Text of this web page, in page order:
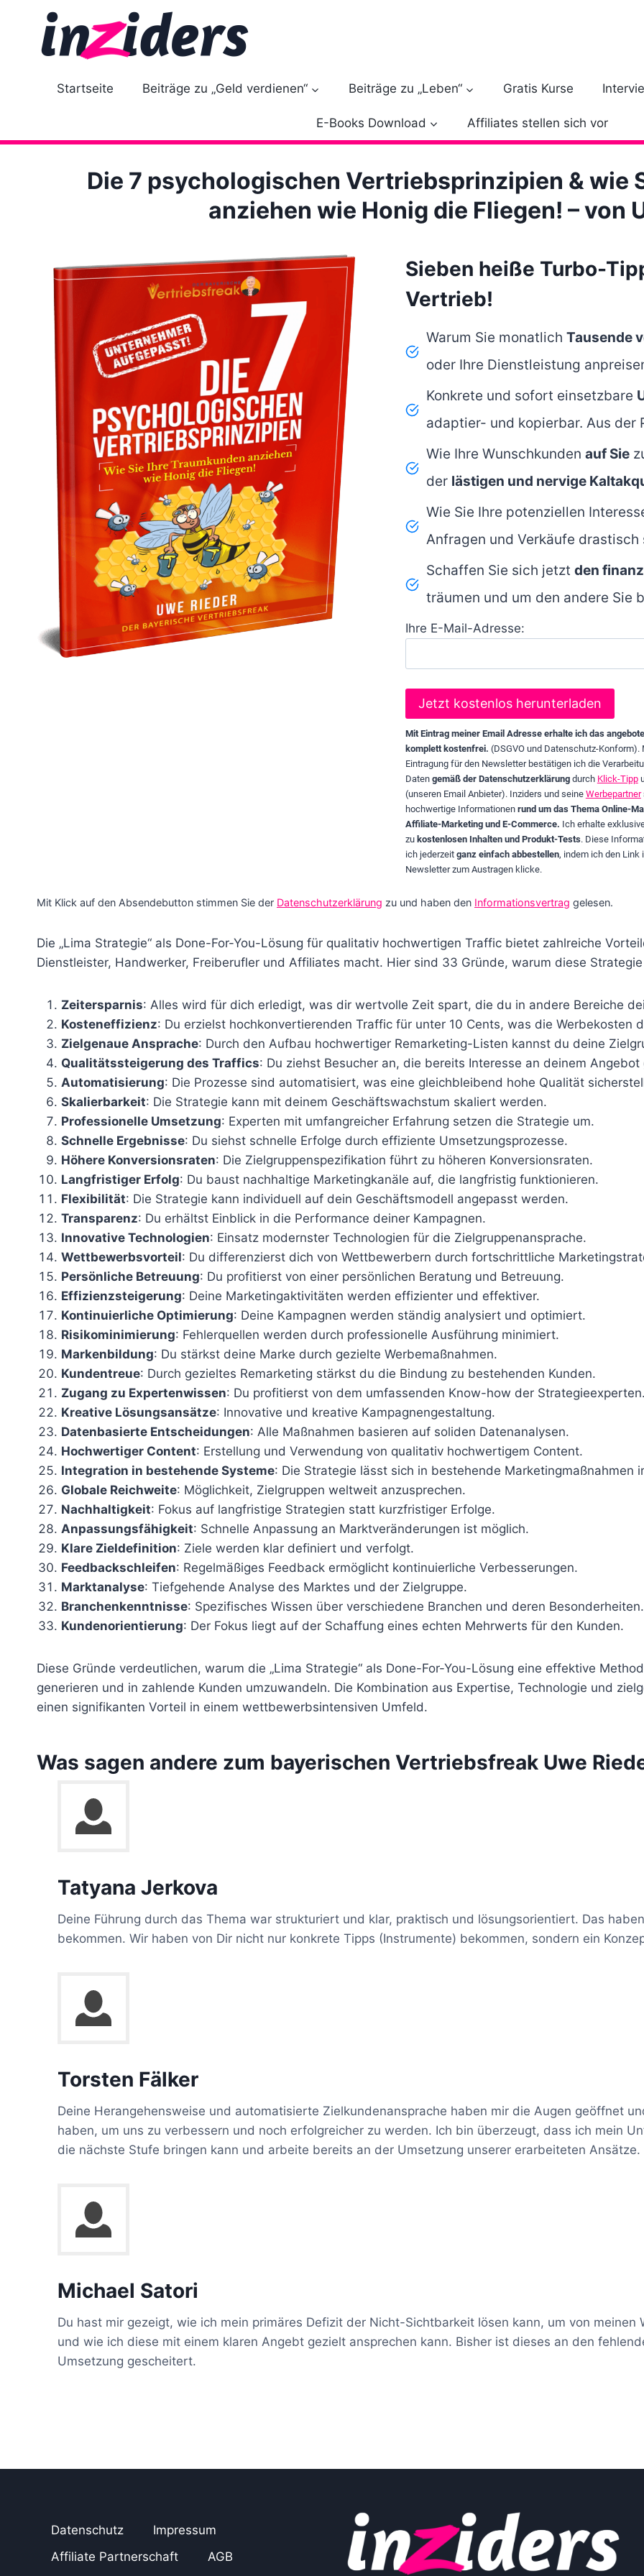
l
Startseite Beiträge zu „Geld verdienen“ Beiträge zu „Leben“ Gratis Kurse
E-Books Download Affiliates stellen sich vor
Die 7 psychologischen Vertriebsprinzipien & wie
anziehen wie Honig die Fliegen! – von
Sieben heiße Turbo-
Vertrieb!
Warum Sie monatlich Tausende
oder Ihre Dienstleistung
Konkrete und sofort einsetzbare
adaptier- und kopierbar. Aus der
Wie Ihre Wunschkunden auf Sie
der lästigen und nervige
Wie Sie Ihre potenziellen
Anfragen und Verkäufe drastisch
Schaffen Sie sich jetzt den
träumen und um den andere Sie
Ihre E-Mail-Adresse:
Mit Eintrag meiner Email Adresse erhalte ich das
komplett kostenfrei. (DSGVO und Datenschutz-Konform).
Eintragung für den Newsletter bestätigen ich die
Daten gemäß der Datenschutzerklärungdurch Klick-Tipp
(unseren Email Anbieter). Inziders und seine Werbepartner
hochwertige Informationen rund um das Thema Online-
Affiliate-Marketing und E-Commerce. Ich erhalte
zukostenlosen Inhalten und Produkt-Tests. Diese
ich jederzeit ganz einfach abbestellen, indem ich den Link
Newsletter zum Austragen klicke.
Mit Klick auf den Absendebutton stimmen Sie der Datenschutzerklärung zu und haben den Informationsvertrag gelesen.
Die „Lima Strategie“ als Done-For-You-Lösung für qualitativ hochwertigen Traffic bietet zahlreiche
Dienstleister, Handwerker, Freiberufler und Affiliates macht. Hier sind 33 Gründe, warum diese
Zeitersparnis: Alles wird für dich erledigt, was dir wertvolle Zeit spart, die du in andere Bereiche
Kosteneffizienz: Du erzielst hochkonvertierenden Traffic für unter 10 Cents, was die Werbekosten
Zielgenaue Ansprache: Durch den Aufbau hochwertiger Remarketing-Listen kannst du deine
Qualitätssteigerung des Traffics: Du ziehst Besucher an, die bereits Interesse an deinem
Automatisierung: Die Prozesse sind automatisiert, was eine gleichbleibend hohe Qualität
Skalierbarkeit: Die Strategie kann mit deinem Geschäftswachstum skaliert werden.
Professionelle Umsetzung: Experten mit umfangreicher Erfahrung setzen die Strategie um.
Schnelle Ergebnisse: Du siehst schnelle Erfolge durch effiziente Umsetzungsprozesse.
Höhere Konversionsraten: Die Zielgruppenspezifikation führt zu höheren Konversionsraten.
Langfristiger Erfolg: Du baust nachhaltige Marketingkanäle auf, die langfristig funktionieren.
Flexibilität: Die Strategie kann individuell auf dein Geschäftsmodell angepasst werden.
Transparenz: Du erhältst Einblick in die Performance deiner Kampagnen.
Innovative Technologien: Einsatz modernster Technologien für die Zielgruppenansprache.
Wettbewerbsvorteil: Du differenzierst dich von Wettbewerbern durch fortschrittliche
Persönliche Betreuung: Du profitierst von einer persönlichen Beratung und Betreuung.
Effizienzsteigerung: Deine Marketingaktivitäten werden effizienter und effektiver.
Kontinuierliche Optimierung: Deine Kampagnen werden ständig analysiert und optimiert.
Risikominimierung: Fehlerquellen werden durch professionelle Ausführung minimiert.
Markenbildung: Du stärkst deine Marke durch gezielte Werbemaßnahmen.
Kundentreue: Durch gezieltes Remarketing stärkst du die Bindung zu bestehenden Kunden.
Zugang zu Expertenwissen: Du profitierst von dem umfassenden Know-how der Strategieexperten.
Kreative Lösungsansätze: Innovative und kreative Kampagnengestaltung.
Datenbasierte Entscheidungen: Alle Maßnahmen basieren auf soliden Datenanalysen.
Hochwertiger Content: Erstellung und Verwendung von qualitativ hochwertigem Content.
Integration in bestehende Systeme: Die Strategie lässt sich in bestehende Marketingmaßnahmen
Globale Reichweite: Möglichkeit, Zielgruppen weltweit anzusprechen.
Nachhaltigkeit: Fokus auf langfristige Strategien statt kurzfristiger Erfolge.
Anpassungsfähigkeit: Schnelle Anpassung an Marktveränderungen ist möglich.
Klare Zieldefinition: Ziele werden klar definiert und verfolgt.
Feedbackschleifen: Regelmäßiges Feedback ermöglicht kontinuierliche Verbesserungen.
Marktanalyse: Tiefgehende Analyse des Marktes und der Zielgruppe.
Branchenkenntnisse: Spezifisches Wissen über verschiedene Branchen und deren Besonderheiten.
Kundenorientierung: Der Fokus liegt auf der Schaffung eines echten Mehrwerts für den Kunden.
Diese Gründe verdeutlichen, warum die „Lima Strategie“ als Done-For-You-Lösung eine effektive
generieren und in zahlende Kunden umzuwandeln. Die Kombination aus Expertise, Technologie und
einen signifikanten Vorteil in einem wettbewerbsintensiven Umfeld.
Was sagen andere zum bayerischen Vertriebsfreak Uwe
Tatyana Jerkova
Deine Führung durch das Thema war strukturiert und klar, praktisch und lösungsorientiert. Das
bekommen. Wir haben von Dir nicht nur konkrete Tipps (Instrumente) bekommen, sondern ein
Torsten Fälker
Deine Herangehensweise und automatisierte Zielkundenansprache haben mir die Augen geöffnet
haben, um uns zu verbessern und noch erfolgreicher zu werden. Ich bin überzeugt, dass ich mein
die nächste Stufe bringen kann und arbeite bereits an der Umsetzung unserer erarbeiteten Ansätze.
Michael Satori
Du hast mir gezeigt, wie ich mein primäres Defizit der Nicht-Sichtbarkeit lösen kann, um von
und wie ich diese mit einem klaren Angebt gezielt ansprechen kann. Bisher ist dieses an den
Umsetzung gescheitert.
Datenschutz
Impressum
Affiliate Partnerschaft
AGB